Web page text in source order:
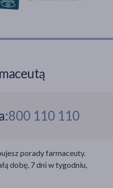
800 110 110
porady farmaceuty.
dobę, 7 dni w tygodniu,